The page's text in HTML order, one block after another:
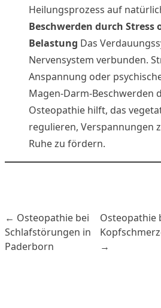
Heilungsprozess auf
Beschwerden durch Stress
Belastung Das
Nervensystem verbunden.
Anspannung oder
Magen-Darm-Beschwerden
Osteopathie hilft, das
regulieren, Verspannungen
Ruhe zu fördern.
← Osteopathie bei
Schlafstörungen in
Paderborn
Osteopathie
→